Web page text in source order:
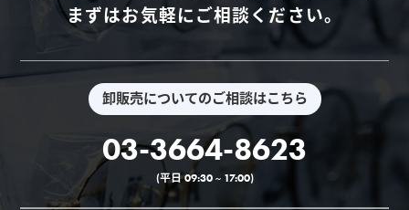
まずはお気軽にご相談ください。
卸販売についてのご相談はこちら
03-3664-8623
(平日 09:30 ~ 17:00)